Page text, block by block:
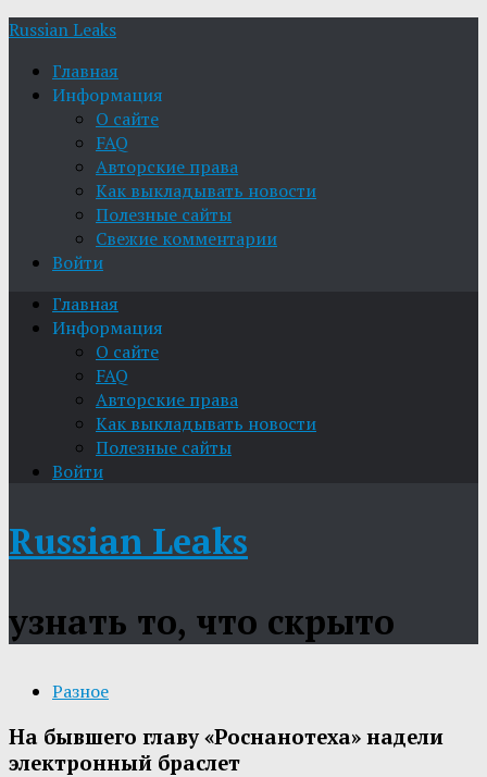
Russian Leaks
Главная
Информация
О сайте
FAQ
Авторские права
Как выкладывать новости
Полезные сайты
Свежие комментарии
Войти
Главная
Информация
О сайте
FAQ
Авторские права
Как выкладывать новости
Полезные сайты
Войти
Russian Leaks
узнать то, что скрыто
Разное
На бывшего главу «Роснанотеха» надели
электронный браслет